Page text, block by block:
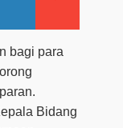
bagi para
Bidang